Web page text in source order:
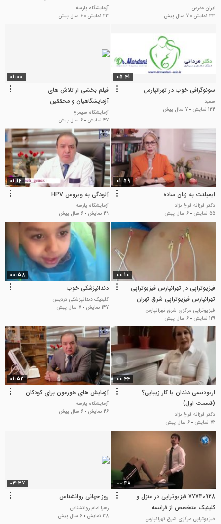
ایران مدرس
33 نمایش
7 سال پیش
آزمایشگاه پارسه
43 نمایش
6 سال پیش
05:41
سونوگرافی خوب در تهرانپارس
سعید
134 نمایش
7 سال پیش
01:00
فیلم بخشی از تلاش های
آزمایشگاهیان و محققین
آزمایشگاه سیمرغ
47 نمایش
6 سال پیش
01:59
ایمپلنت به زبان ساده
دکتر فرزانه فرخ نژاد
55 نمایش
6 سال پیش
01:14
آلودگی به ویروس HPV
آزمایشگاه پارسه
49 نمایش
6 سال پیش
00:10
فیزیوتراپی در تهرانپارس فیزیوتراپی
تهرانپارس فیزیوتراپی شرق تهران
فیزیوتراپی مرکزی شرق تهرانپارس
129 نمایش
6 سال پیش
00:58
دندانپزشکی خوب
کلینیک دندانپزشکی دردیس
147 نمایش
7 سال پیش
00:44
ارتودنسی دندان یا کار زیبایی؟
(قسمت اول)
دکتر فرزانه فرخ نژاد
72 نمایش
6 سال پیش
01:52
آزمایش های هورمون برای کودکان
آزمایشگاه پارسه
46 نمایش
6 سال پیش
00:48
77740928 فیزیوتراپی در منزل و
کلینیک متخصص از فرانسه
فیزیوتراپی در شرق تهران فیزیوتراپی
فیزیوتراپی مرکزی شرق تهرانپارس
03:37
روز جهانی روانشناس
زهرا امام روانشناس
38 نمایش
6 سال پیش